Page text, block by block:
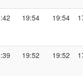
19:54
19:54
21:42
19:52
19:52
21:39